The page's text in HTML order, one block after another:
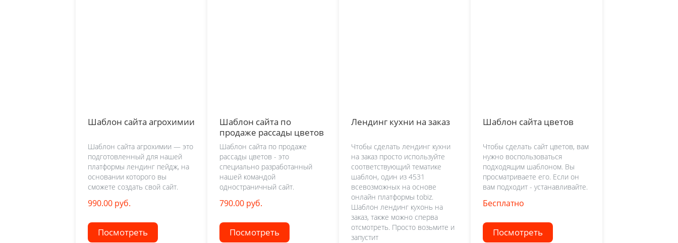
Шаблон сайта агрохимии
Шаблон сайта агрохимии — это
подготовленный для нашей
платформы лендинг пейдж, на
основании которого вы
сможете создать свой сайт.
990.00 руб.
Посмотреть
Шаблон сайта по
продаже рассады цветов
Шаблон сайта по продаже
рассады цветов - это
специально разработанный
нашей командой
одностраничный сайт.
790.00 руб.
Посмотреть
Лендинг кухни на заказ
Чтобы сделать лендинг кухни
на заказ просто используйте
соответствующий тематике
шаблон, один из 4531
всевозможных на основе
онлайн платформы tobiz.
Шаблон лендинг кухонь на
заказ, также можно сперва
отсмотреть. Просто возьмите и
запустит
Шаблон сайта цветов
Чтобы сделать сайт цветов, вам
нужно воспользоваться
подходящим шаблоном. Вы
просматриваете его. Если он
вам подходит - устанавливайте.
Бесплатно
Посмотреть